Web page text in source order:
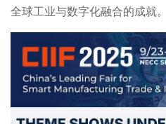
全球工业与数字化融合的成就。